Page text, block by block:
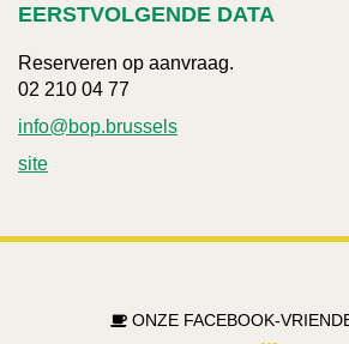
EERSTVOLGENDE DATA
Reserveren op aanvraag.
02 210 04 77
info@bop.brussels
site
ONZE FACEBOOK-